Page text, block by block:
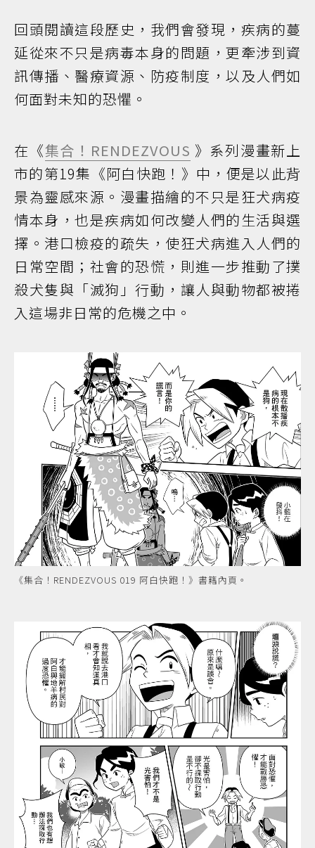
回頭閱讀這段歷史，我們會發現，疾病的蔓
延從來不只是病毒本身的問題，更牽涉到資
訊傳播、醫療資源、防疫制度，以及人們如
何面對未知的恐懼。
在《集合！RENDEZVOUS 》系列漫畫新上
市的第19集《阿白快跑！》中，便是以此背
景為靈感來源。漫畫描繪的不只是狂犬病疫
情本身，也是疾病如何改變人們的生活與選
擇。港口檢疫的疏失，使狂犬病進入人們的
日常空間；社會的恐慌，則進一步推動了撲
殺犬隻與「滅狗」行動，讓人與動物都被捲
入這場非日常的危機之中。
《集合！RENDEZVOUS 019 阿白快跑！》書籍內頁。